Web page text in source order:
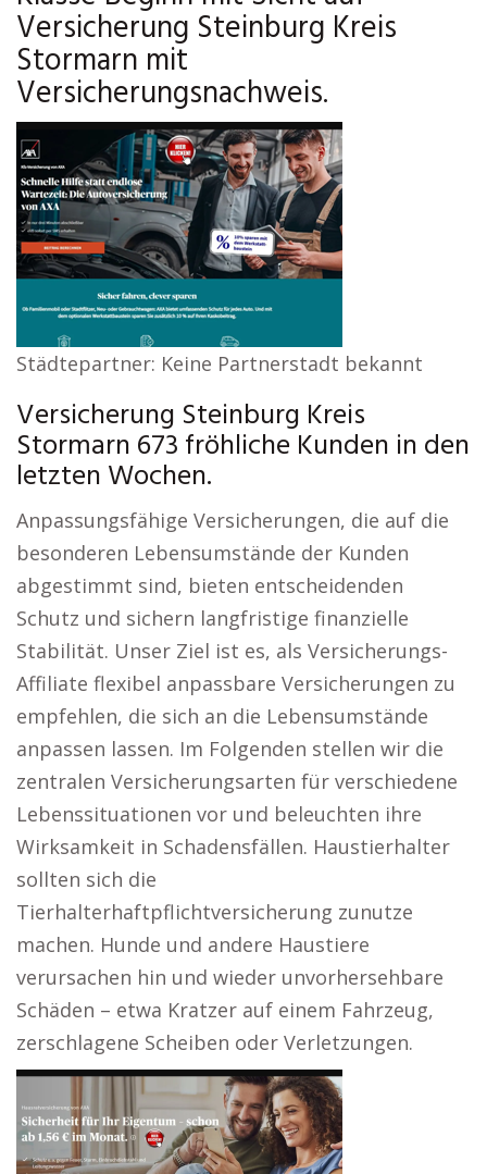
Versicherung Steinburg Kreis
Stormarn mit
Versicherungsnachweis.
Städtepartner: Keine Partnerstadt bekannt
Versicherung Steinburg Kreis
Stormarn 673 fröhliche Kunden in den
letzten Wochen.
Anpassungsfähige Versicherungen, die auf die
besonderen Lebensumstände der Kunden
abgestimmt sind, bieten entscheidenden
Schutz und sichern langfristige finanzielle
Stabilität. Unser Ziel ist es, als Versicherungs-
Affiliate flexibel anpassbare Versicherungen zu
empfehlen, die sich an die Lebensumstände
anpassen lassen. Im Folgenden stellen wir die
zentralen Versicherungsarten für verschiedene
Lebenssituationen vor und beleuchten ihre
Wirksamkeit in Schadensfällen. Haustierhalter
sollten sich die
Tierhalterhaftpflichtversicherung zunutze
machen. Hunde und andere Haustiere
verursachen hin und wieder unvorhersehbare
Schäden – etwa Kratzer auf einem Fahrzeug,
zerschlagene Scheiben oder Verletzungen.